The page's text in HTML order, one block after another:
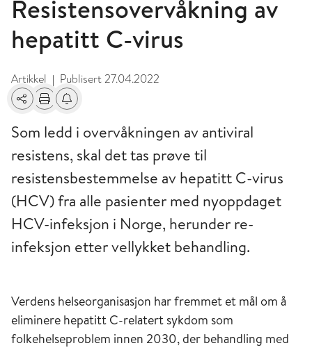
Resistensovervåkning av
hepatitt C-virus
Artikkel | Publisert27.04.2022
Del Skriv utFå varsel om endringer
Som ledd i overvåkningen av antiviral
resistens, skal det tas prøve til
resistensbestemmelse av hepatitt C-virus
(HCV) fra alle pasienter med nyoppdaget
HCV-infeksjon i Norge, herunder re-
infeksjon etter vellykket behandling.
Verdens helseorganisasjon har fremmet et mål om å
eliminere hepatitt C-relatert sykdom som
folkehelseproblem innen 2030, der behandling med